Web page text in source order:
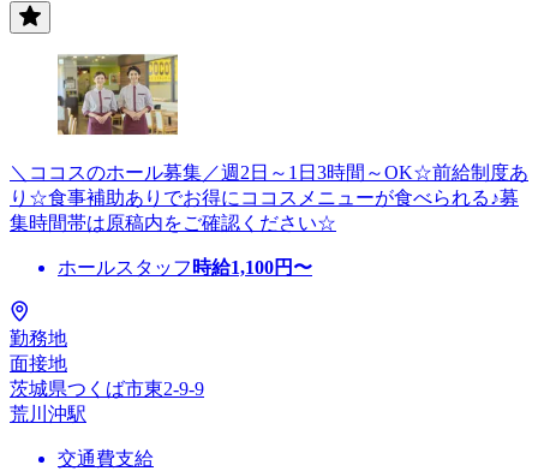
＼ココスのホール募集／週2日～1日3時間～OK☆前給制度あ
り☆食事補助ありでお得にココスメニューが食べられる♪募
集時間帯は原稿内をご確認ください☆
ホールスタッフ 時給1,100円〜
勤務地
面接地
茨城県つくば市東2-9-9
荒川沖駅
交通費支給